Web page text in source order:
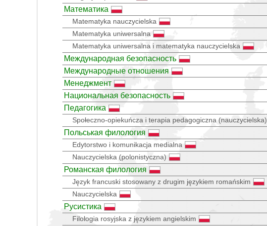
Математика
Matematyka nauczycielska
Matematyka uniwersalna
Matematyka uniwersalna i matematyka nauczycielska
Международная безопасность
Международные отношения
Менеджмент
Национальная безопасность
Педагогика
Społeczno-opiekuńcza i terapia pedagogiczna (nauczycielska)
Польськая филология
Edytorstwo i komunikacja medialna
Nauczycielska (polonistyczna)
Романская филология
Język francuski stosowany z drugim językiem romańskim
Nauczycielska
Русистика
Filologia rosyjska z językiem angielskim